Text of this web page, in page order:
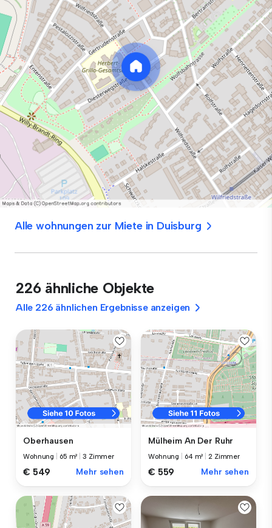
Alle wohnungen zur Miete in Duisburg
226 ähnliche Objekte
Alle 226 ähnlichen Ergebnisse anzeigen
Oberhausen
Wohnung 65 m² |3 Zimmer
€ 549 Mehr sehen
Mülheim An Der Ruhr
Wohnung 64 m² |2 Zimmer
€ 559 Mehr sehen